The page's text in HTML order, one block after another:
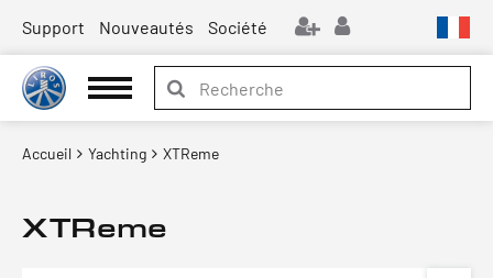
Support Nouveautés Société
Accueil Yachting XTReme
XTReme